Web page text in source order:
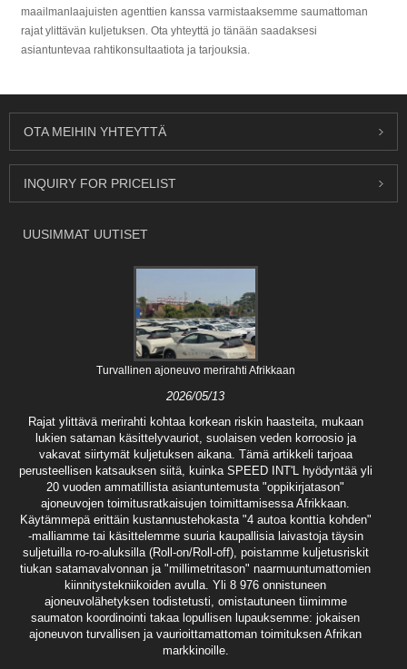
maailmanlaajuisten agenttien kanssa varmistaaksemme saumattoman
rajat ylittävän kuljetuksen. Ota yhteyttä jo tänään saadaksesi
asiantuntevaa rahtikonsultaatiota ja tarjouksia.
OTA MEIHIN YHTEYTTÄ
INQUIRY FOR PRICELIST
UUSIMMAT UUTISET
Turvallinen ajoneuvo merirahti Afrikkaan
2026/05/13
Rajat ylittävä merirahti kohtaa korkean riskin haasteita, mukaan
lukien sataman käsittelyvauriot, suolaisen veden korroosio ja
vakavat siirtymät kuljetuksen aikana. Tämä artikkeli tarjoaa
perusteellisen katsauksen siitä, kuinka SPEED INT'L hyödyntää yli
20 vuoden ammatillista asiantuntemusta "oppikirjatason"
ajoneuvojen toimitusratkaisujen toimittamisessa Afrikkaan.
Käytämmepä erittäin kustannustehokasta "4 autoa konttia kohden"
-malliamme tai käsittelemme suuria kaupallisia laivastoja täysin
suljetuilla ro-ro-aluksilla (Roll-on/Roll-off), poistamme kuljetusriskit
tiukan satamavalvonnan ja "millimetritason" naarmuuntumattomien
kiinnitystekniikoiden avulla. Yli 8 976 onnistuneen
ajoneuvolähetyksen todistetusti, omistautuneen tiimimme
saumaton koordinointi takaa lopullisen lupauksemme: jokaisen
ajoneuvon turvallisen ja vaurioittamattoman toimituksen Afrikan
markkinoille.